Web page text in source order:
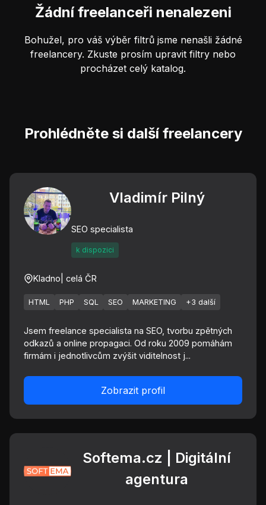
Žádní freelanceři nenalezeni
Bohužel, pro váš výběr filtrů jsme nenašli žádné
freelancery. Zkuste prosím upravit filtry nebo
procházet celý katalog.
Prohlédněte si další freelancery
Vladimír Pilný
SEO specialista
k dispozici
Kladno | celá ČR
HTML PHP SQL SEO MARKETING +3 další
Jsem freelance specialista na SEO, tvorbu zpětných
odkazů a online propagaci. Od roku 2009 pomáhám
firmám i jednotlivcům zvýšit viditelnost j...
Zobrazit profil
Softema.cz | Digitální
agentura